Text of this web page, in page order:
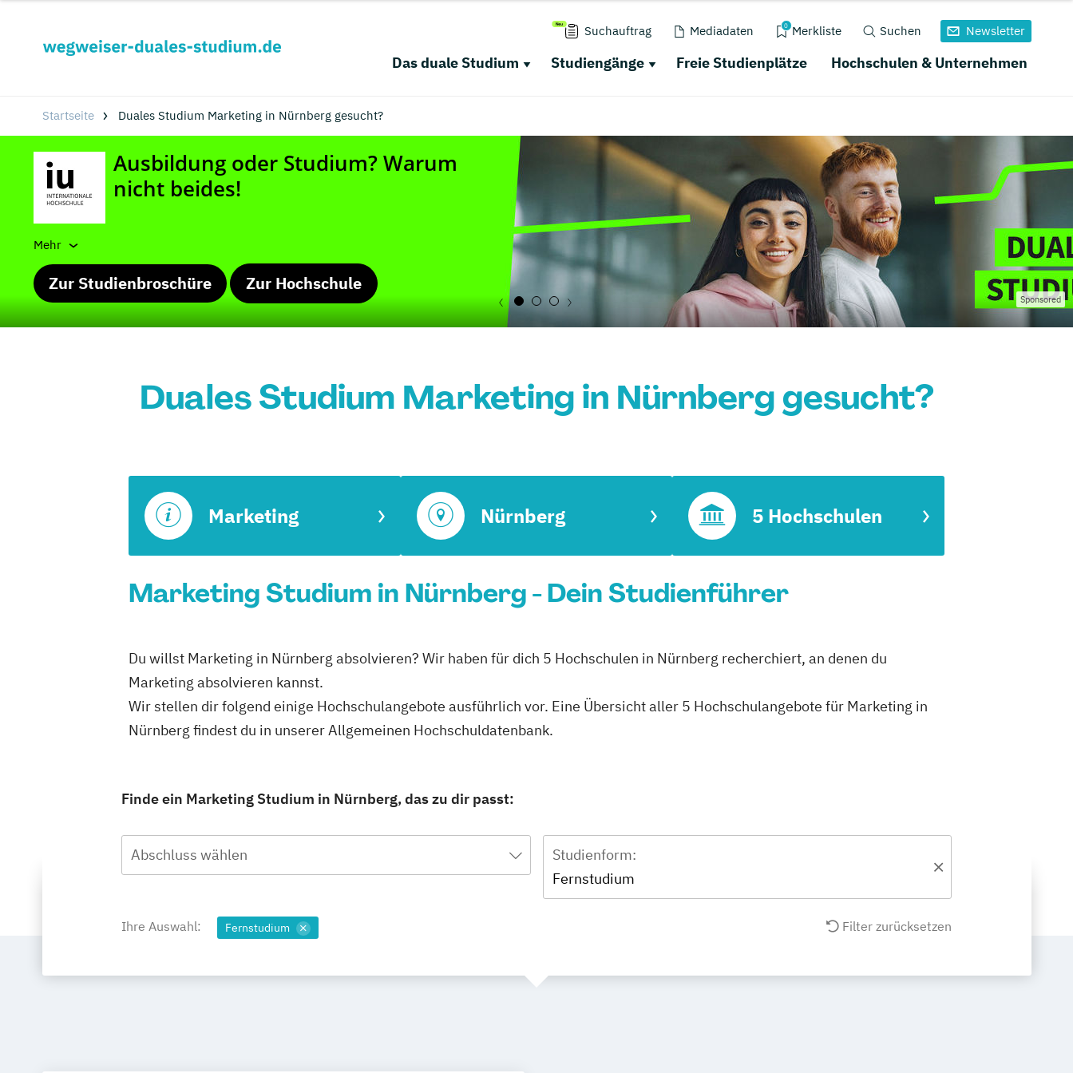
Suchauftrag Mediadaten 0 Merkliste Suchen Newsletter
Das duale Studium Studiengänge Freie Studienplätze Hochschulen & Unternehmen
Startseite Duales Studium Marketing in Nürnberg gesucht?
Mehr
Zur Studienbroschüre Zur Hochschule
Sponsored
Duales Studium Marketing in Nürnberg gesucht?
Marketing Nürnberg 5 Hochschulen
Marketing Studium in Nürnberg - Dein Studienführer
Du willst Marketing in Nürnberg absolvieren? Wir haben für dich 5 Hochschulen in Nürnberg recherchiert, an denen du
Marketing absolvieren kannst.
Wir stellen dir folgend einige Hochschulangebote ausführlich vor. Eine Übersicht aller 5 Hochschulangebote für Marketing in
Nürnberg findest du in unserer Allgemeinen Hochschuldatenbank.
Finde ein Marketing Studium in Nürnberg, das zu dir passt:
Abschluss wählen
Studienform:
Fernstudium
Ihre Auswahl: Fernstudium Filter zurücksetzen